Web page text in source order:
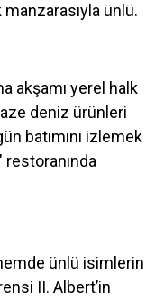
ünlü.
akşamı yerel halk
deniz ürünleri
batımını izlemek
restoranında
ünlü isimlerin
II. Albert’in